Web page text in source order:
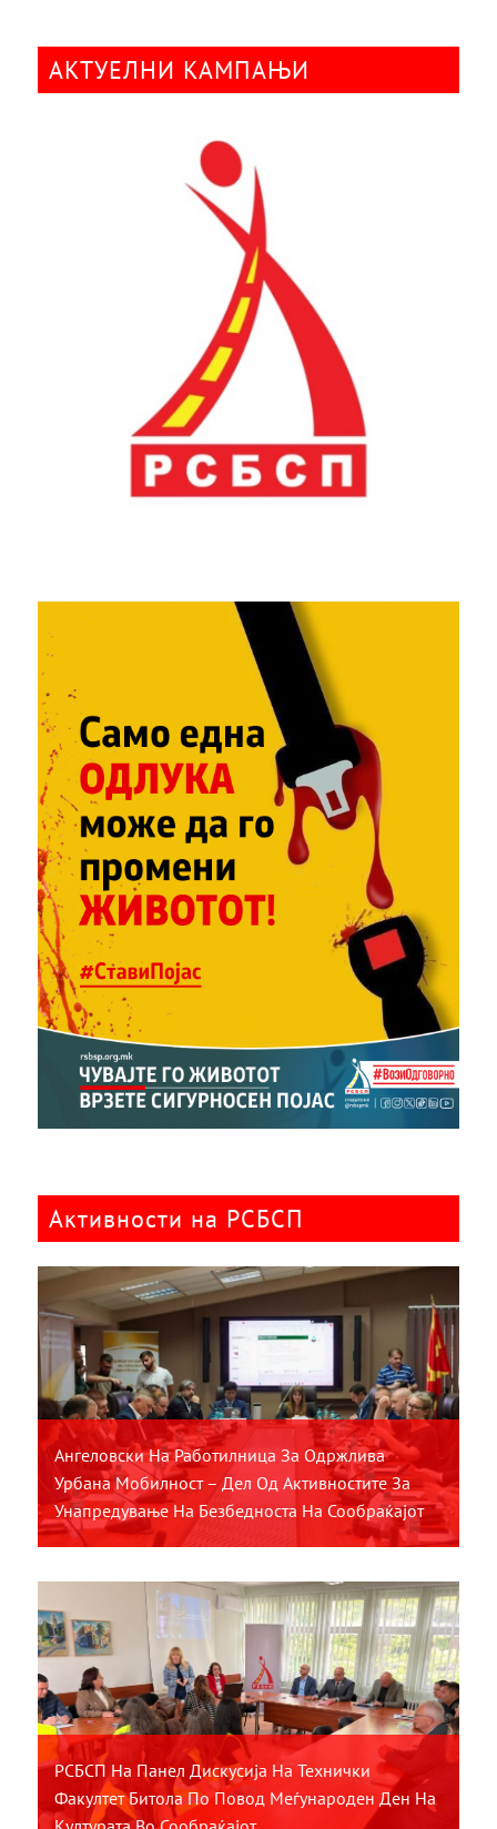
АКТУЕЛНИ КАМПАЊИ
Активности на РСБСП
Ангеловски На Работилница За Одржлива
Урбана Мобилност – Дел Од Активностите За
Унапредување На Безбедноста На Сообраќајот
РСБСП На Панел Дискусија На Технички
Факултет Битола По Повод Меѓународен Ден На